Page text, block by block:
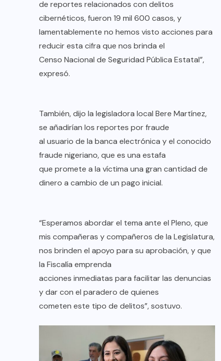
de reportes relacionados con delitos
cibernéticos, fueron 19 mil 600 casos, y
lamentablemente no hemos visto acciones para
reducir esta cifra que nos brinda el
Censo Nacional de Seguridad Pública Estatal”,
expresó.
También, dijo la legisladora local Bere Martínez,
se añadirían los reportes por fraude
al usuario de la banca electrónica y el conocido
fraude nigeriano, que es una estafa
que promete a la víctima una gran cantidad de
dinero a cambio de un pago inicial.
“Esperamos abordar el tema ante el Pleno, que
mis compañeras y compañeros de la Legislatura,
nos brinden el apoyo para su aprobación, y que
la Fiscalía emprenda
acciones inmediatas para facilitar las denuncias
y dar con el paradero de quienes
cometen este tipo de delitos”, sostuvo.